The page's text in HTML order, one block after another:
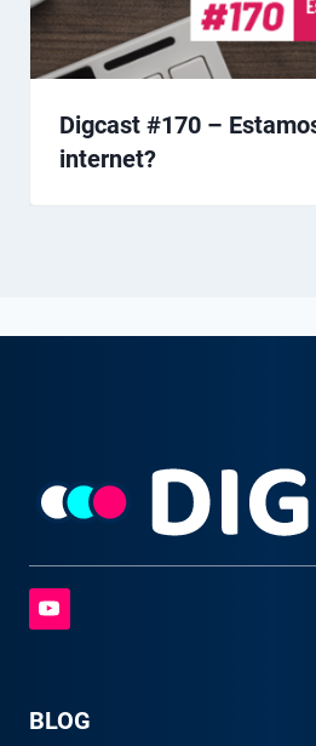
Digcast #170 –
internet?
BLOG